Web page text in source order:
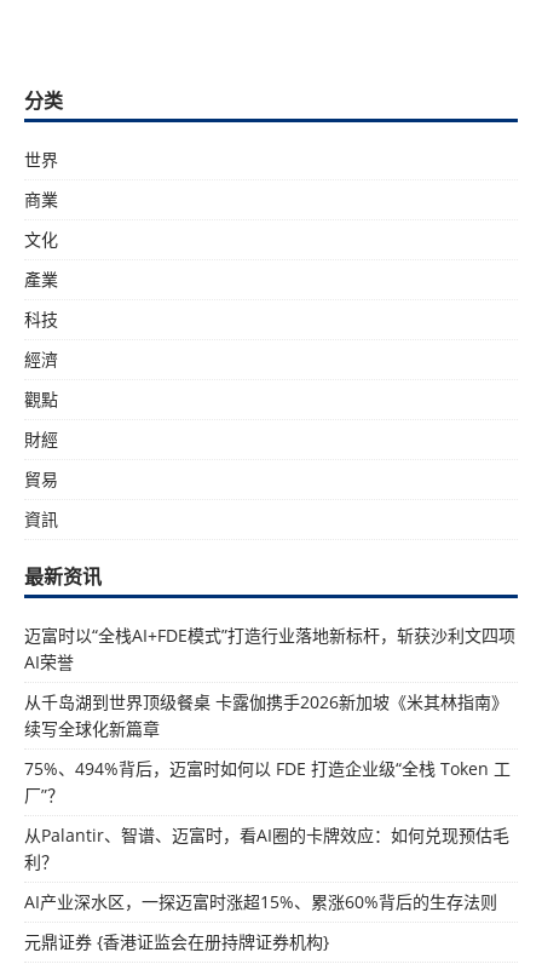
分类
世界
商業
文化
產業
科技
經濟
觀點
財經
貿易
資訊
最新资讯
迈富时以“全栈AI+FDE模式”打造行业落地新标杆，斩获沙利文四项
AI荣誉
从千岛湖到世界顶级餐桌 卡露伽携手2026新加坡《米其林指南》
续写全球化新篇章
75%、494%背后，迈富时如何以 FDE 打造企业级“全栈 Token 工
厂”？
从Palantir、智谱、迈富时，看AI圈的卡牌效应：如何兑现预估毛
利？
AI产业深水区，一探迈富时涨超15%、累涨60%背后的生存法则
元鼎证券 {香港证监会在册持牌证券机构}